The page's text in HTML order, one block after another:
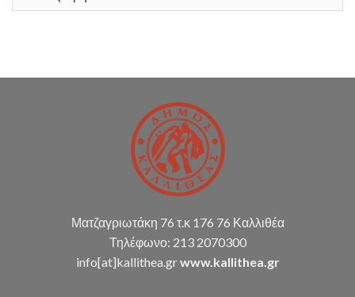
υποστήριξης
σύνταξη
καταστάσεων
κ.α.)
Ματζαγριωτάκη 76 τ.κ 176 76 Καλλιθέα
Τηλέφωνο: 213 2070300
info[at]kallithea.grwww.kallithea.gr